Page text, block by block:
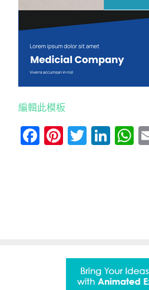
編輯此模板
Facebook
Pinterest